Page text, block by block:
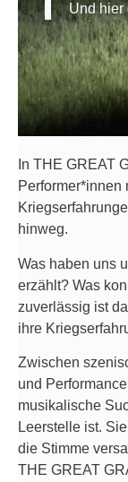
Und hier
In THE GREAT
Performer*innen
hinweg.
Was haben uns
erzählt? Was
zuverlässig ist
ihre
Zwischen
und
musikalische
Leerstelle ist.
die Stimme
THE GREAT